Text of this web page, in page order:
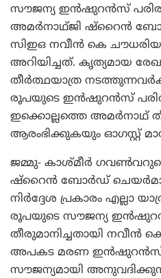
സൗജന്യ ഇന്‍ഷുറന്‍സ്
അമര്‍നാഥ്ജി ഷ്റൈന്‍
സിഇഒ നവീന്‍ കെ
അറിയിച്ചത്. കൃത്യമായ
തീര്‍ത്ഥയാത്ര
രൂപയുടെ ഇന്‍ഷുറന്‍സ്
ഇക്കൊല്ലത്തെ അമര്‍നാഥ്
ആരംഭിക്കുകയും ഓഗസ്റ്റ്
ജമ്മു- കാശ്മീര്‍
ഷ്റൈന്‍ ബോര്‍ഡ്
നിര്‍ദ്ദേശ പ്രകാരം എല്ലാ
രൂപയുടെ സൗജന്യ
തീരുമാനിച്ചതായി നവീന്‍
അപകട മരണ ഇന്‍ഷുറന്‍സ്
സൗജന്യമായി